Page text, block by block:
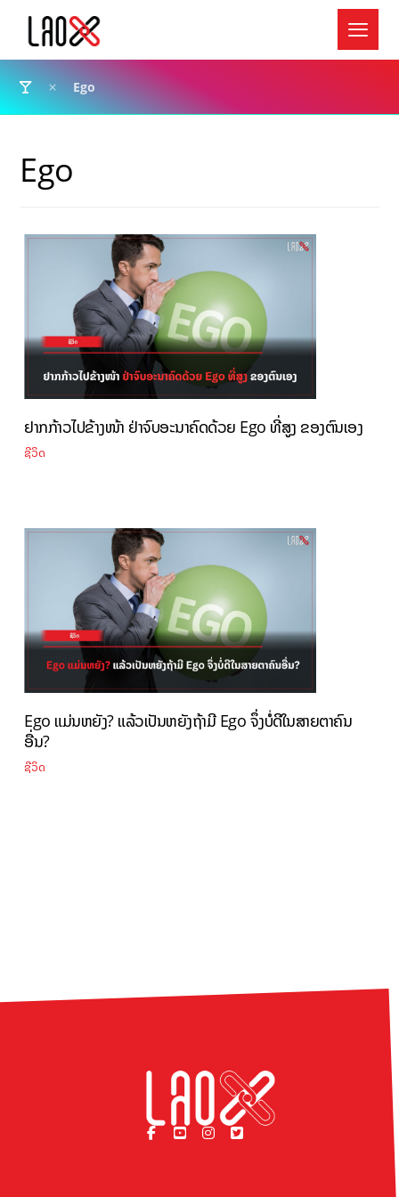
Ego
Ego
ຢາກກ້າວໄປຂ້າງໜ້າ ຢ່າຈົບອະນາຄົດດ້ວຍ Ego ທີ່ສູງ ຂອງຕົນເອງ
ຊີວິດ
Ego ແມ່ນຫຍັງ? ແລ້ວເປັນຫຍັງຖ້າມີ Ego ຈຶ່ງບໍ່ດີໃນສາຍຕາຄົນ
ອື່ນ?
ຊີວິດ